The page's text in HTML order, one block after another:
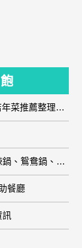
2024年菜預購、年菜宅配外帶，24家名店年菜推薦整理，圍爐輕鬆上菜團圓趣
台中火鍋推薦|精選台中火鍋吃到飽、麻辣鍋、鴛鴦鍋、石頭火鍋、酸菜白肉鍋、海鮮鍋、燒酒雞、麻油雞、壽喜燒等熱門人氣火鍋店!
餐廳